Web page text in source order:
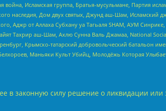
Исламская группа, Братья-мусульмане, Партия
наследия, Дом двух святых, Джунд аш-Шам, Исламский
Аджр от Аллаха Субхану уа Тагьаля SHAM, АУМ
Тахрир аш-Шам, Ахлю Сунна Валь Джамаа, National
Крымско-татарский добровольческий батальон
Маньяки Культ Убийц, Молодёжь Которая
в законную силу решение о ликвидации или